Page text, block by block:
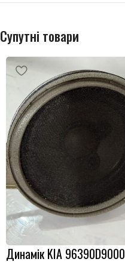
Супутні товари
Динамік KIA 96390D9000